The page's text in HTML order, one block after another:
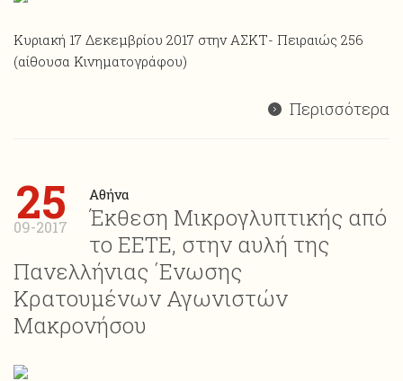
Κυριακή 17 Δεκεμβρίου 2017 στην ΑΣΚΤ- Πειραιώς 256
(αίθουσα Κινηματογράφου)
Περισσότερα
25
09-2017
Αθήνα
Έκθεση Μικρογλυπτικής από
το ΕΕΤΕ, στην αυλή της
Πανελλήνιας ΄Ενωσης
Κρατουμένων Αγωνιστών
Μακρονήσου